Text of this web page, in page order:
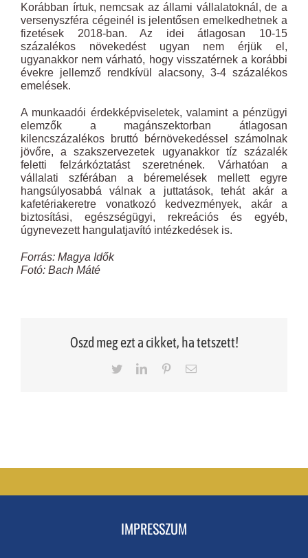
Korábban írtuk, nemcsak az állami vállalatoknál, de a
versenyszféra cégeinél is jelentősen emelkedhetnek a
fizetések 2018-ban. Az idei átlagosan 10-15
százalékos növekedést ugyan nem érjük el,
ugyanakkor nem várható, hogy visszatérnek a korábbi
évekre jellemző rendkívül alacsony, 3-4 százalékos
emelések.
A munkaadói érdekképviseletek, valamint a pénzügyi
elemzők a magánszektorban átlagosan
kilencszázalékos bruttó bérnövekedéssel számolnak
jövőre, a szakszervezetek ugyanakkor tíz százalék
feletti felzárkóztatást szeretnének. Várhatóan a
vállalati szférában a béremelések mellett egyre
hangsúlyosabbá válnak a juttatások, tehát akár a
kafetériakeretre vonatkozó kedvezmények, akár a
biztosítási, egészségügyi, rekreációs és egyéb,
úgynevezett hangulatjavító intézkedések is.
Forrás: Magya Idők
Fotó: Bach Máté
Oszd meg ezt a cikket, ha tetszett!
TwitterLinkedInPinterestEmail
IMPRESSZUM